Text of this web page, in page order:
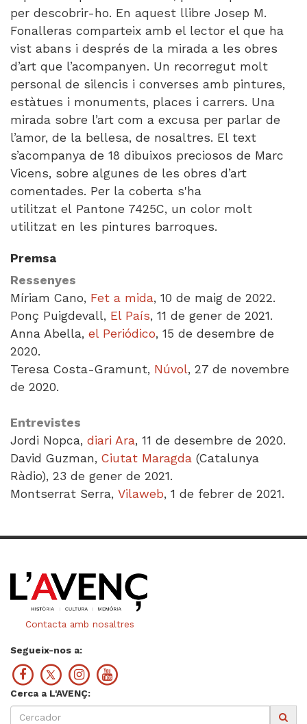
per descobrir-ho. En aquest llibre Josep M.
Fonalleras comparteix amb el lector el que ha
vist abans i després de la mirada a les obres
d’art que l’acompanyen. Un recorregut molt
personal de silencis i converses amb pintures,
estàtues i monuments, places i carrers. Una
mirada sobre l’art com a excusa per parlar de
l’amor, de la bellesa, de nosaltres. El text
s’acompanya de 18 dibuixos preciosos de Marc
Vicens, sobre algunes de les obres d’art
comentades. Per la coberta s'ha
utilitzat el Pantone 7425C, un color molt
utilitzat en les pintures barroques.
Premsa
Ressenyes
Míriam Cano, Fet a mida, 10 de maig de 2022.
Ponç Puigdevall, El País, 11 de gener de 2021.
Anna Abella, el Periódico, 15 de desembre de
2020.
Teresa Costa-Gramunt, Núvol, 27 de novembre
de 2020.
Entrevistes
Jordi Nopca, diari Ara, 11 de desembre de 2020.
David Guzman, Ciutat Maragda (Catalunya
Ràdio), 23 de gener de 2021.
Montserrat Serra, Vilaweb, 1 de febrer de 2021.
Contacta amb nosaltres
Segueix-nos a:
Cerca a L'AVENÇ: